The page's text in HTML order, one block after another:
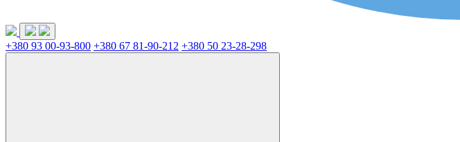
+380 93 00-93-800 +380 67 81-90-212 +380 50 23-28-298